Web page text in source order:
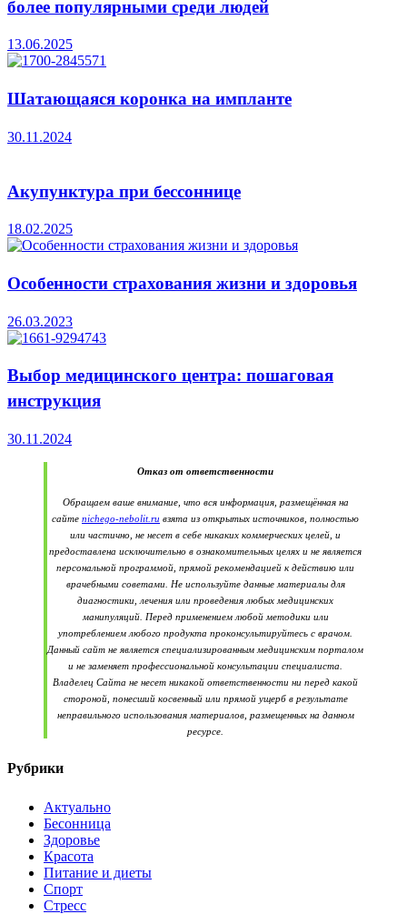
более популярными среди людей
13.06.2025
Шатающаяся коронка на импланте
30.11.2024
Акупунктура при бессоннице
18.02.2025
Особенности страхования жизни и здоровья
26.03.2023
Выбор медицинского центра: пошаговая
инструкция
30.11.2024
Отказ от ответственности
Обращаем ваше внимание, что вся информация, размещённая на
сайте nichego-nebolit.ru взята из открытых источников, полностью
или частично, не несет в себе никаких коммерческих целей, и
предоставлена исключительно в ознакомительных целях и не является
персональной программой, прямой рекомендацией к действию или
врачебными советами. Не используйте данные материалы для
диагностики, лечения или проведения любых медицинских
манипуляций. Перед применением любой методики или
употреблением любого продукта проконсультируйтесь с врачом.
Данный сайт не является специализированным медицинским порталом
и не заменяет профессиональной консультации специалиста.
Владелец Сайта не несет никакой ответственности ни перед какой
стороной, понесший косвенный или прямой ущерб в результате
неправильного использования материалов, размещенных на данном
ресурсе.
Рубрики
Актуально
Бесонница
Здоровье
Красота
Питание и диеты
Спорт
Стресс